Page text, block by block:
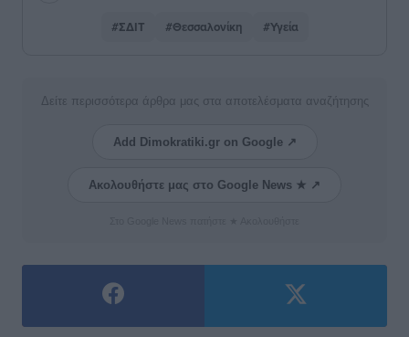
#ΣΔΙΤ #Θεσσαλονίκη #Υγεία
Δείτε περισσότερα άρθρα μας στα αποτελέσματα αναζήτησης
Add Dimokratiki.gr on Google ↗
Ακολουθήστε μας στο Google News ★ ↗